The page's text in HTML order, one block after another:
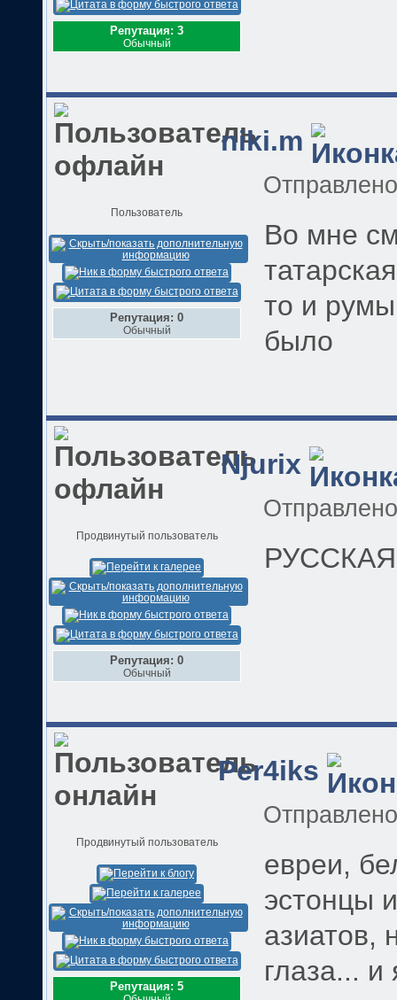
Репутация: 3
Обычный
niki.m
Пользователь
Репутация: 0
Обычный
Во мне
то и
было
Njurix
Продвинутый пользователь
Репутация: 0
Обычный
РУССКАЯ
Per4iks
Продвинутый пользователь
Репутация: 5
евреи,
эстонцы
азиатов,
глаза...